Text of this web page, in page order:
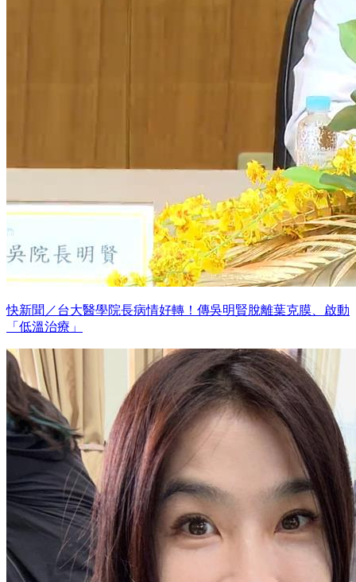
快新聞／台大醫學院長病情好轉！傳吳明賢脫離葉克膜、啟動
「低溫治療」